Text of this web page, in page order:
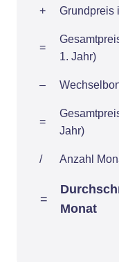
+ Grundpreis
=
1. Jahr)
–
=
Jahr)
/ Anzahl
=
Monat